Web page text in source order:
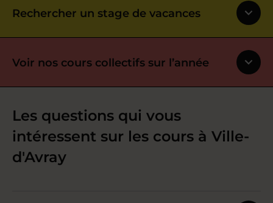
Rechercher un stage de vacances
Voir nos cours collectifs sur l’année
Les questions qui vous
intéressent sur les cours à Ville-
d'Avray